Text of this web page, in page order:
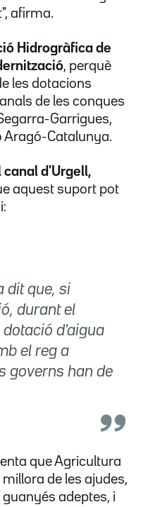
afirma.
Hidrogràfica de
, perquè
les dotacions
de les conques
Garrigues,
Aragó-Catalunya.
canal d'Urgell,
aquest suport pot
dit que, si
durant el
d'aigua
el reg a
governs han de
que Agricultura
de les ajudes,
adeptes, i